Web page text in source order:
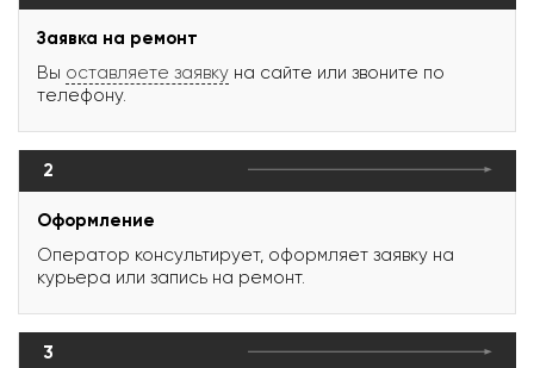
Заявка на ремонт
Вы оставляете заявку на сайте или звоните по
телефону.
2
Оформление
Оператор консультирует, оформляет заявку на
курьера или запись на ремонт.
3